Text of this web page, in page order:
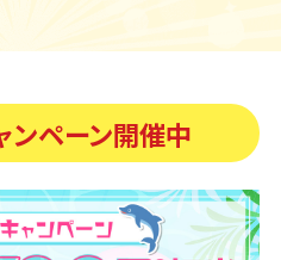
ンペーン開催中